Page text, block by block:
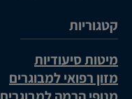
קטגוריות
מיטות סיעודיות
מזון רפואי למבוגרים